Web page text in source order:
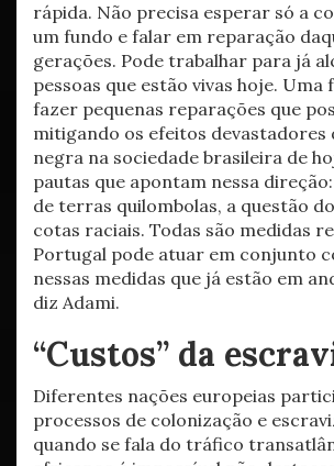
rápida. Não precisa esperar só a
um fundo e falar em reparação
gerações. Pode trabalhar para já
pessoas que estão vivas hoje. Uma
fazer pequenas reparações que
mitigando os efeitos devastadores
negra na sociedade brasileira de
pautas que apontam nessa
de terras quilombolas, a questão
cotas raciais. Todas são medidas
Portugal pode atuar em conjunto
nessas medidas que já estão em
diz Adami.
“Custos” da
Diferentes nações europeias
processos de colonização e
quando se fala do tráfico